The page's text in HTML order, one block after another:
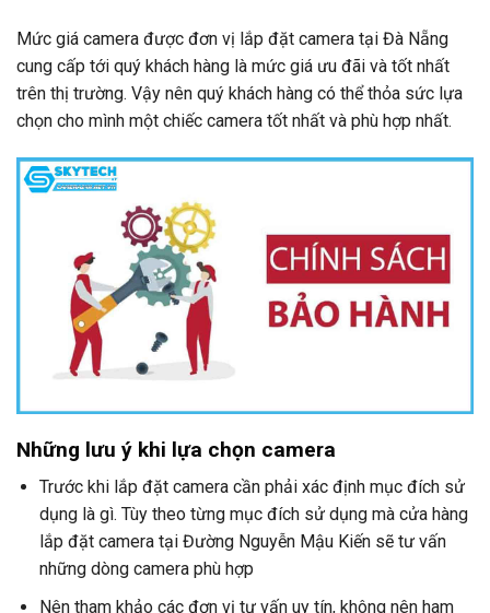
Mức giá camera được đơn vị lắp đặt camera tại Đà Nẵng
cung cấp tới quý khách hàng là mức giá ưu đãi và tốt nhất
trên thị trường. Vậy nên quý khách hàng có thể thỏa sức lựa
chọn cho mình một chiếc camera tốt nhất và phù hợp nhất.
Những lưu ý khi lựa chọn camera
Trước khi lắp đặt camera cần phải xác định mục đích sử
dụng là gì. Tùy theo từng mục đích sử dụng mà cửa hàng
lắp đặt camera tại Đường Nguyễn Mậu Kiến sẽ tư vấn
những dòng camera phù hợp
Nên tham khảo các đơn vị tư vấn uy tín, không nên ham